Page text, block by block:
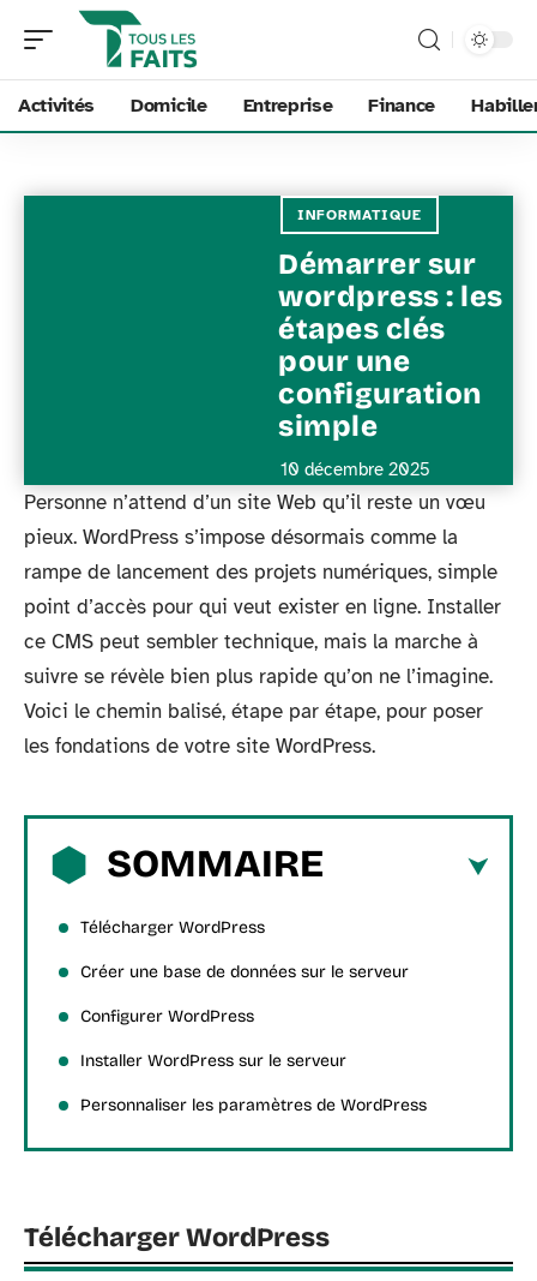
Activités Domicile Entreprise Finance
INFORMATIQUE
Démarrer sur
wordpress : les
étapes clés
pour une
configuration
simple
10 décembre 2025
Personne n’attend d’un site Web qu’il reste un vœu
pieux. WordPress s’impose désormais comme la
rampe de lancement des projets numériques, simple
point d’accès pour qui veut exister en ligne. Installer
ce CMS peut sembler technique, mais la marche à
suivre se révèle bien plus rapide qu’on ne l’imagine.
Voici le chemin balisé, étape par étape, pour poser
les fondations de votre site WordPress.
SOMMAIRE
Télécharger WordPress
Créer une base de données sur le serveur
Configurer WordPress
Installer WordPress sur le serveur
Personnaliser les paramètres de WordPress
Télécharger WordPress